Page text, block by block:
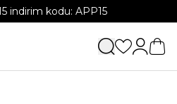
indirim kodu: APP15